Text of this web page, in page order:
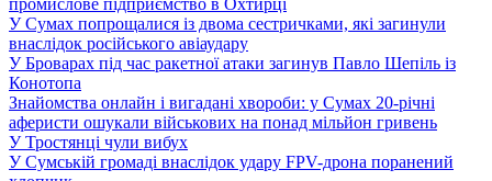
промислове підприємство в Охтирці
У Сумах попрощалися із двома сестричками, які загинули
внаслідок російського авіаудару
У Броварах під час ракетної атаки загинув Павло Шепіль із
Конотопа
Знайомства онлайн і вигадані хвороби: у Сумах 20-річні
аферисти ошукали військових на понад мільйон гривень
У Тростянці чули вибух
У Сумській громаді внаслідок удару FPV-дрона поранений